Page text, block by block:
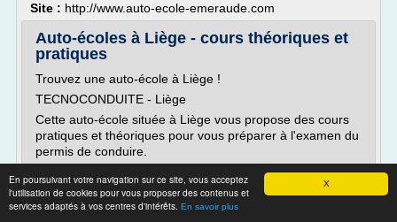
X
En poursuivant votre navigation sur ce site, vous acceptez
l'utilisation de cookies pour vous proposer des contenus et
services adaptés à vos centres d'intérêts. En savoir plus
Site : http://www.auto-ecole-emeraude.com
Auto-écoles à Liège - cours théoriques et
pratiques
Trouvez une auto-école à Liège !
TECNOCONDUITE - Liège
Cette auto-école située à Liège vous propose des cours
pratiques et théoriques pour vous préparer à l'examen du
permis de conduire.
- moniteurs expérimentés
- terrain de manoeuvres